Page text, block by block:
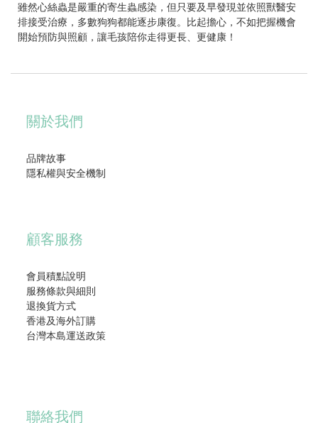
雖然心絲蟲是嚴重的寄生蟲感染，但只要及早發現並依照獸醫安
排接受治療，多數狗狗都能逐步康復。比起擔心，不如把握機會
開始預防與照顧，讓毛孩陪你走得更長、更健康！
關於我們
品牌故事
隱私權與安全機制
顧客服務
會員積點說明
服務條款與細則
退換貨方式
香港及海外訂購
台灣本島運送政策
聯絡我們